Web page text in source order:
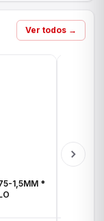
Ver todos →
1,5MM *